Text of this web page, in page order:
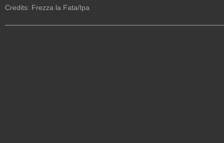
Credits: Frezza la Fata/Ipa